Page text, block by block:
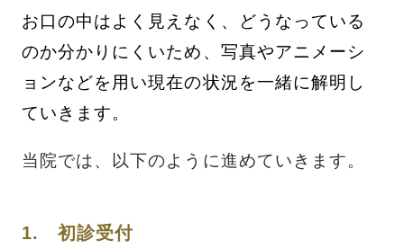
お口の中はよく見えなく、どうなっている
のか分かりにくいため、写真やアニメーシ
ョンなどを用い現在の状況を一緒に解明し
ていきます。
当院では、以下のように進めていきます。
1.初診受付